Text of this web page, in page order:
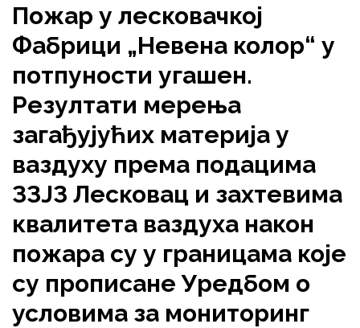
Пожар у лесковачкој
Фабрици „Невена колор“ у
потпуности угашен.
Резултати мерења
загађујућих материја у
ваздуху према подацима
ЗЗЈЗ Лесковац и захтевима
квалитета ваздуха након
пожара су у границама које
су прописане Уредбом о
условима за мониторинг